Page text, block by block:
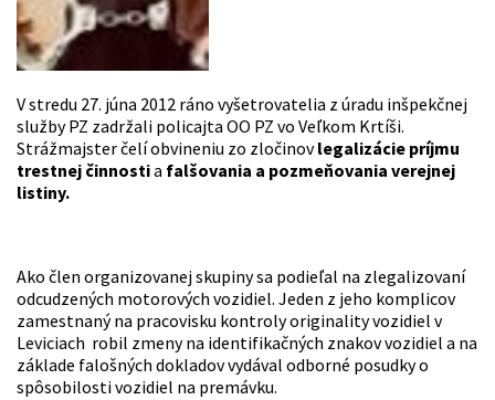
V stredu 27. júna 2012 ráno vyšetrovatelia z úradu inšpekčnej
služby PZ zadržali policajta OO PZ vo Veľkom Krtíši.
Strážmajster čelí obvineniu zo zločinovlegalizácie príjmu
trestnej činnostia falšovania a pozmeňovania verejnej
listiny.
Ako člen organizovanej skupiny sa podieľal na zlegalizovaní
odcudzených motorových vozidiel. Jeden z jeho komplicov
zamestnaný na pracovisku kontroly originality vozidiel v
Leviciach robil zmeny na identifikačných znakov vozidiel a na
základe falošných dokladov vydával odborné posudky o
spôsobilosti vozidiel na premávku.